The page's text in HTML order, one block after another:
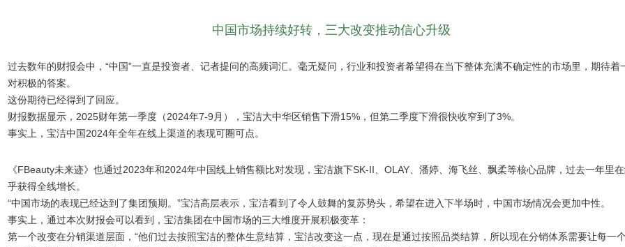
中国市场持续好转，三大改变推动信心升级
过去数年的财报会中，“中国”一直是投资者、记者提问的高频词汇。毫无疑问，行业和投资者希望得在当下整体充满不确定性的市场里，期待着
对积极的答案。
这份期待已经得到了回应。
财报数据显示，2025财年第一季度（2024年7-9月），宝洁大中华区销售下滑15%，但第二季度下滑很快收窄到了3%。
事实上，宝洁中国2024年全年在线上渠道的表现可圈可点。
《FBeauty未来迹》也通过2023年和2024年中国线上销售额比对发现，宝洁旗下SK-II、OLAY、潘婷、海飞丝、飘柔等核心品牌，过去一年里
乎获得全线增长。
“中国市场的表现已经达到了集团预期。”宝洁高层表示，宝洁看到了令人鼓舞的复苏势头，希望在进入下半场时，中国市场情况会更加中性。
事实上，通过本次财报会可以看到，宝洁集团在中国市场的三大维度开展积极变革：
第一个改变在分销渠道层面，“他们过去按照宝洁的整体生意结算，宝洁改变这一点，现在是通过按照品类结算，所以现在分销体系需要让每一